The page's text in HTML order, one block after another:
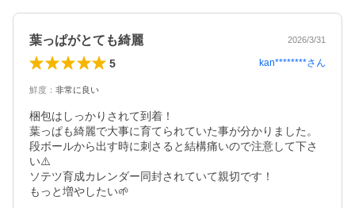
葉っぱがとても綺麗 2026/3/31
5 kan********さん
鮮度 ： 非常に良い
梱包はしっかりされて到着！
葉っぱも綺麗で大事に育てられていた事が分かりました。
段ボールから出す時に刺さると結構痛いので注意して下さ
い⚠️
ソテツ育成カレンダー同封されていて親切です！
もっと増やしたい🌱